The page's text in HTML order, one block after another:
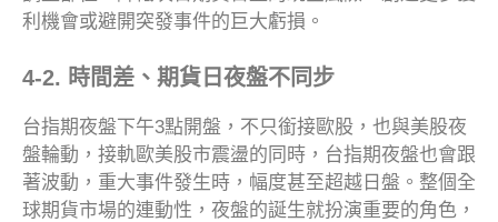
利機會或避開突發事件的巨大虧損。
4-2. 時間差、期貨日夜盤不同步
台指期夜盤下午3點開盤，不只銜接歐股，也與美股夜
盤輪動，接軌歐美股市震盪的同時，台指期夜盤也會跟
著波動，重大事件發生時，幅度甚至超越日盤。整個全
球期貨市場的連動性，夜盤的誕生就扮演重要的角色，